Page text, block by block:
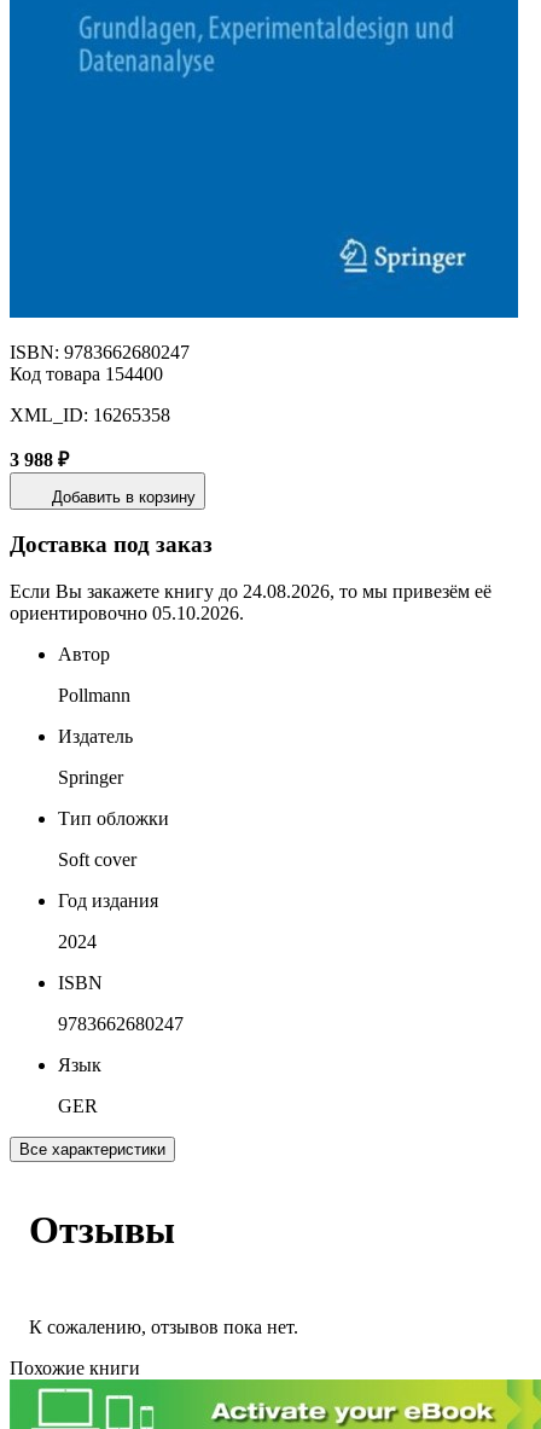
ISBN: 9783662680247
Код товара 154400
XML_ID: 16265358
3 988 ₽
Добавить в корзину
Доставка под заказ
Если Вы закажете книгу до 24.08.2026, то мы привезём её
ориентировочно 05.10.2026.
Автор
Pollmann
Издатель
Springer
Тип обложки
Soft cover
Год издания
2024
ISBN
9783662680247
Язык
GER
Все характеристики
Отзывы
К сожалению, отзывов пока нет.
Похожие книги